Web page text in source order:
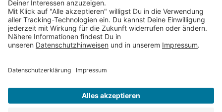
* Versandkostenfrei ab 9,00 € Bestellwert innerhalb
Deutschlands
** Lieferzeit 1-3 Werktage innerhalb Deutschlands
Thienemann-Esslinger Verlag GmbH, Blumenstraße 36, D-70182